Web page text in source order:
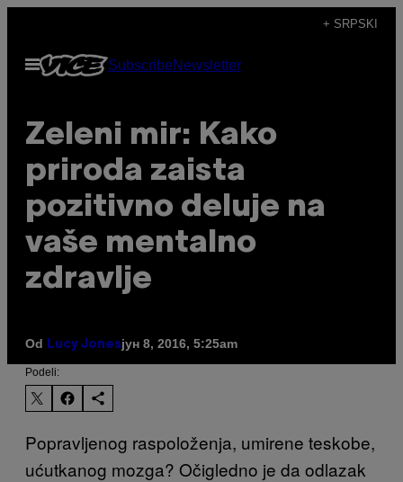
садржај
+ SRPSKI
Otvori
Meni
SubscribeNewsletter
​Zeleni mir: Kako
priroda zaista
pozitivno deluje na
vaše mentalno
zdravlje
Od Lucy Jonesјун 8, 2016, 5:25am
Podeli:
Popravljenog raspoloženja, umirene teskobe,
ućutkanog mozga? Očigledno je da odlazak